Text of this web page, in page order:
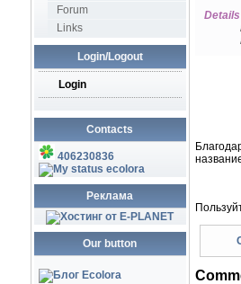
Forum
Links
Login/Logout
Login
Contacts
406230836
ecolora
Реклама
Our button
Details